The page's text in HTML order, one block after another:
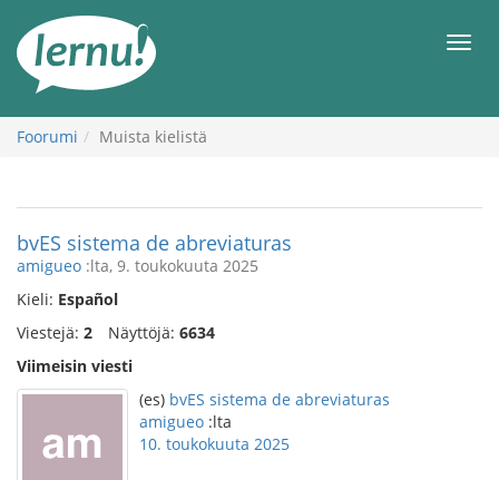
sisältöön
Foorumi Muista kielistä
bvES sistema de abreviaturas
amigueo :lta, 9. toukokuuta 2025
Kieli: Español
Viestejä: 2 Näyttöjä: 6634
Viimeisin viesti
(es) bvES sistema de abreviaturas
amigueo :lta
10. toukokuuta 2025